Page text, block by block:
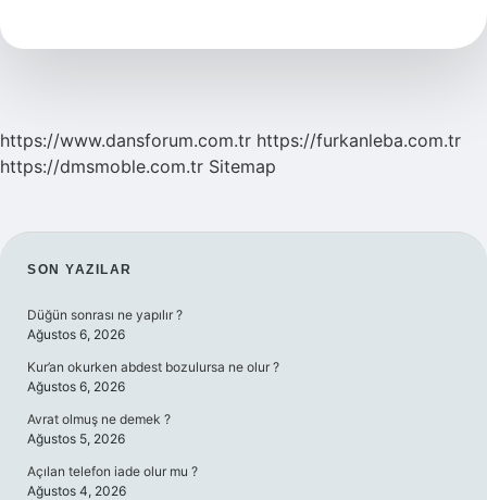
Demek
https://www.dansforum.com.tr https://furkanleba.com.tr
https://dmsmoble.com.tr Sitemap
SIDEBAR
SON YAZILAR
Düğün sonrası ne yapılır ?
Ağustos 6, 2026
Kur’an okurken abdest bozulursa ne olur ?
Ağustos 6, 2026
Avrat olmuş ne demek ?
Ağustos 5, 2026
Açılan telefon iade olur mu ?
Ağustos 4, 2026